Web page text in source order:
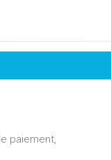
paiement,